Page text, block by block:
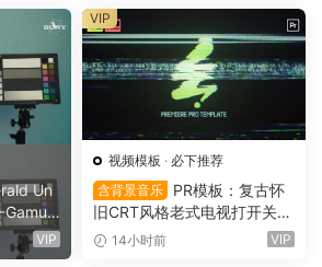
oft Files: Minimal Archive Co
llage（16152）
Un
监看L
VIP
视频模板 · 必下推荐
含背景音乐
PR模板：复古怀
旧CRT风格老式电视打开关闭
LOGO动画展示（16151）
14小时前 VIP
VIP